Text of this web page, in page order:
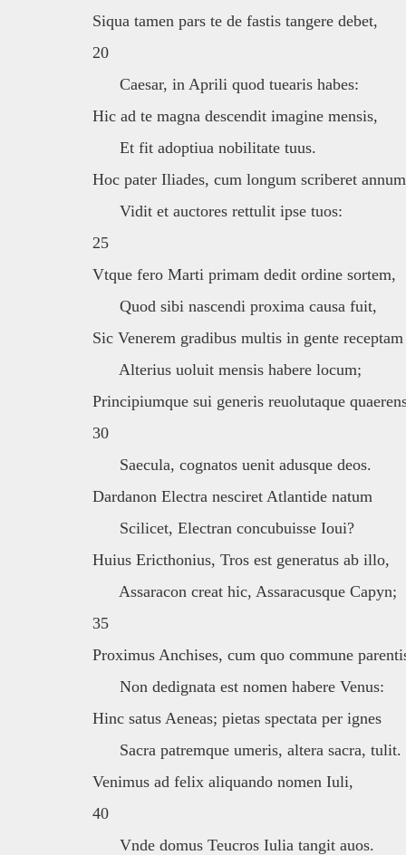
Siqua tamen pars te de fastis tangere debet,
20
Caesar, in Aprili quod tuearis habes:
Hic ad te magna descendit imagine mensis,
Et fit adoptiua nobilitate tuus.
Hoc pater Iliades, cum longum scriberet
Vidit et auctores rettulit ipse tuos:
25
Vtque fero Marti primam dedit ordine sortem,
Quod sibi nascendi proxima causa fuit,
Sic Venerem gradibus multis in gente receptam
Alterius uoluit mensis habere locum;
Principiumque sui generis reuolutaque
30
Saecula, cognatos uenit adusque deos.
Dardanon Electra nesciret Atlantide natum
Scilicet, Electran concubuisse Ioui?
Huius Ericthonius, Tros est generatus ab illo,
Assaracon creat hic, Assaracusque Capyn;
35
Proximus Anchises, cum quo commune
Non dedignata est nomen habere Venus:
Hinc satus Aeneas; pietas spectata per ignes
Sacra patremque umeris, altera sacra, tulit.
Venimus ad felix aliquando nomen Iuli,
40
Vnde domus Teucros Iulia tangit auos.